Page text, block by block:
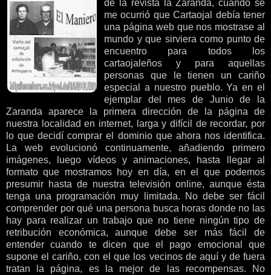
de la revista la Zaranda, cuando se
me ocurrió que Cartaojal debía tener
una página web que nos mostrase al
mundo y que sirviera como punto de
encuentro para todos los
cartaojaleños y para aquellas
personas que le tienen un cariño
especial a nuestro pueblo. Ya en el
ejemplar del mes de Junio de la
Zaranda aparece la primera dirección de la página de
nuestra localidad en internet, larga y difícil de recordar, por
lo que decidí comprar el dominio que ahora nos identifica.
La web evolucionó continuamente, añadiendo primero
imágenes, luego vídeos y animaciones, hasta llegar al
formato que mostramos hoy en día, en el que podemos
presumir hasta de nuestra televisión online, aunque ésta
tenga una programación muy limitada. No debe ser fácil
comprender por qué una persona busca horas donde no las
hay para realizar un trabajo que no tiene ningún tipo de
retribución económica, aunque debe ser más fácil de
entender cuando te dicen que el pago emocional que
supone el cariño, con el que los vecinos de aquí y de fuera
tratan la página, es la mejor de las recompensas. No